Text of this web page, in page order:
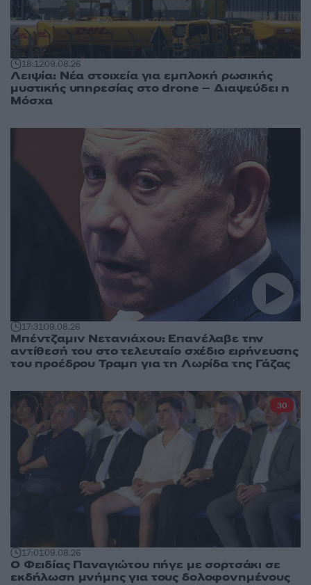
18:1209.08.26
Λειψία: Νέα στοιχεία για εμπλοκή ρωσικής
μυστικής υπηρεσίας στο drone – Διαψεύδει η
Μόσχα
17:3109.08.26
Μπέντζαμιν Νετανιάχου: Επανέλαβε την
αντίθεσή του στο τελευταίο σχέδιο ειρήνευσης
του προέδρου Τραμπ για τη Λωρίδα της Γάζας
17:0109.08.26
Ο Φειδίας Παναγιώτου πήγε με σορτσάκι σε
εκδήλωση μνήμης για τους δολοφονημένους
30